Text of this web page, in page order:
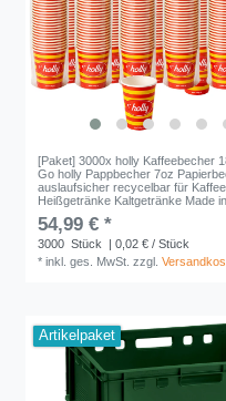
[Paket] 3000x holly Kaffeebecher
Go holly Pappbecher 7oz
auslaufsicher recycelbar für
Heißgetränke Kaltgetränke Made
54,99 € *
3000 Stück
| 0,02 € / Stück
*inkl. ges. MwSt. zzgl.
Artikelpaket